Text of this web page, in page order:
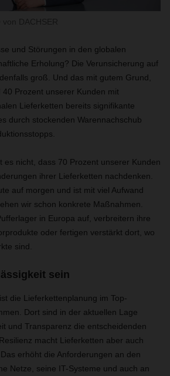
und Störungen in den globalen
Erholung? Die Verunsicherung auf
groß. Und das mit gutem Grund,
Prozent unserer Kunden mit
Lieferketten bereits signifikante
durch stockenden Warennachschub
es nicht, dass 70 Prozent unserer Kunden
ihrer Lieferketten nachdenken.
auf morgen und ist mit viel Aufwand
wir schon konkrete Maßnahmen.
in Europa auf, verbreitern ihre
oder fertigen verstärkt dort, wo
sind.
sein
die Lieferkettenplanung im Top-
Dort sind in der aktuellen Lage
und Transparenz die entscheidenden
macht Lieferketten aber auch
erhöht die Anforderungen an den
Netze, seine IT-Systeme und auch an